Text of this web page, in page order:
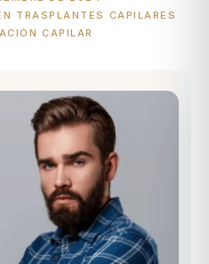
TRASPLANTES CAPILARES
CAPILAR